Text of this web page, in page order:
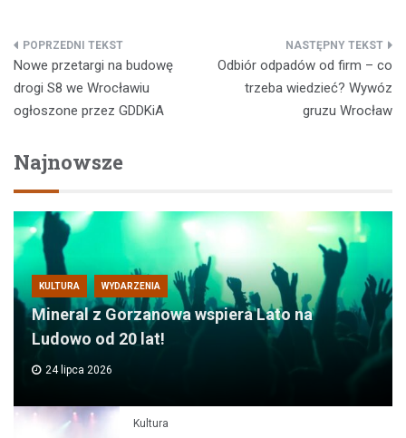
Nawigacja
wpisu
Nowe przetargi na budowę
drogi S8 we Wrocławiu
ogłoszone przez GDDKiA
Odbiór odpadów od firm – co
trzeba wiedzieć? Wywóz
gruzu Wrocław
Najnowsze
KULTURA WYDARZENIA
Mineral z Gorzanowa wspiera Lato na
Ludowo od 20 lat!
24 lipca 2026
Kultura